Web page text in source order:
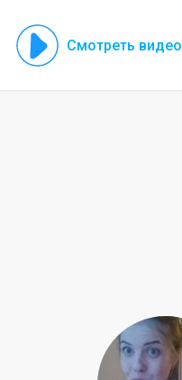
Смотреть видео